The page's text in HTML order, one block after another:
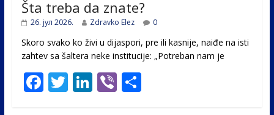
Šta treba da znate?
26. јул 2026. Zdravko Elez 0
Skoro svako ko živi u dijaspori, pre ili kasnije, naiđe na isti
zahtev sa šaltera neke institucije: „Potreban nam je
F T Li Vi S